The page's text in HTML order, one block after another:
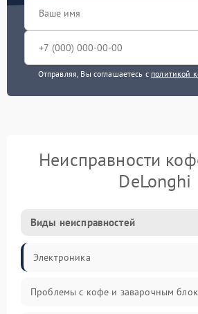
Отправляя, Вы соглашаетесь с политикой
Неисправности
DeLonghi
Виды неисправностей
Электроника
Проблемы с кофе и заварочным